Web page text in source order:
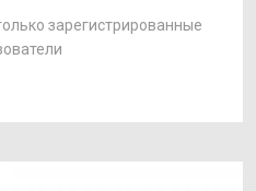
зарегистрированные